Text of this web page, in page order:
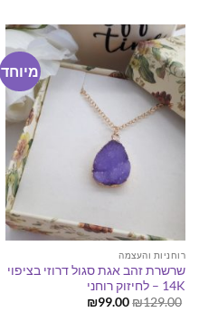
מיוחד
רוחניות והעצמה
שרשרת זהב אגת סגול דרוזי בציפוי
14K – לחיזוק רוחני
₪129.00
המחיר₪99.00
המחיר